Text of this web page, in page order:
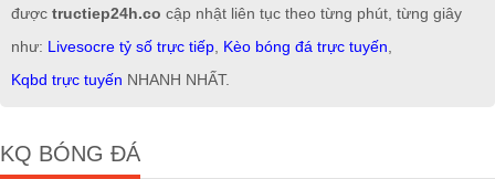
được tructiep24h.co cập nhật liên tục theo từng phút, từng giây
như: Livesocre tỷ số trực tiếp Kèo bóng đá trực tuyến
Kqbd trực tuyến NHANH NHẤT.
KQ BÓNG ĐÁ